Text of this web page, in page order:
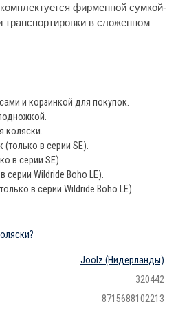
фирменной сумкой-
в сложенном
и корзинкой для покупок.
коляски.
в серии SE).
в серии SE).
серии Wildride Boho LE).
в серии Wildride Boho LE).
Joolz (Нидерланды)
320442
8715688102213